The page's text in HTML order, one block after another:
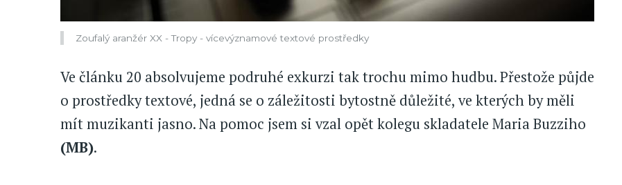
Zoufalý aranžér XX - Tropy - vícevýznamové textové prostředky
Ve článku 20 absolvujeme podruhé exkurzi tak trochu mimo hudbu. Přestože půjde
o prostředky textové, jedná se o záležitosti bytostně důležité, ve kterých by měli
mít muzikanti jasno. Na pomoc jsem si vzal opět kolegu skladatele Maria Buzziho
(MB).